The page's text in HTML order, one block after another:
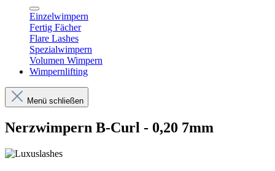
Einzelwimpern
Fertig Fächer
Flare Lashes
Spezialwimpern
Volumen Wimpern
Wimpernlifting
Menü schließen
Nerzwimpern B-Curl - 0,20 7mm